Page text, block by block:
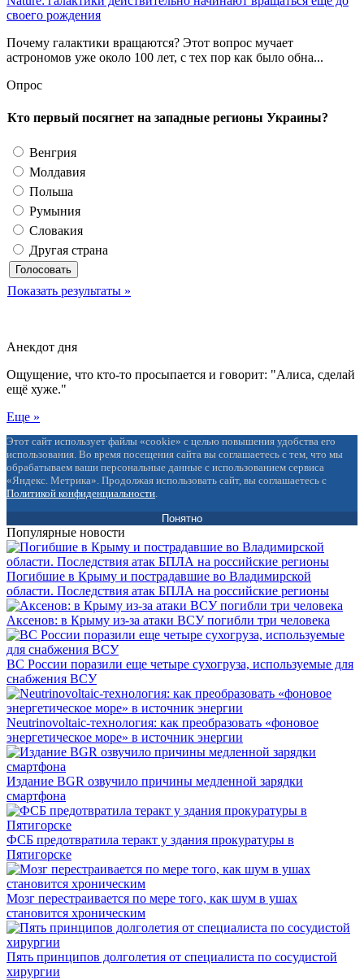
своего рождения
Почему галактики вращаются? Этот вопрос мучает
астрономов уже около 100 лет, с тех пор как было обна...
Опрос
Кто первый посягнет на западные регионы Украины?
Венгрия
Молдавия
Польша
Румыния
Словакия
Другая страна
Показать результаты »
Анекдот дня
Ощущение, что кто-то просыпается и говорит: "Алиса, сделай
ещё хуже."
Еще »
Этот сайт использует файлы «cookie» с целью повышения удобства его
использования. Во время посещения сайта вы соглашаетесь с тем, что мы
обрабатываем ваши персональные данные с использованием сервиса
«Яндекс. Метрика». Продолжая использовать сайт, вы соглашаетесь с
Политикой конфиденциальности.
Понятно
Популярные новости
Погибшие в Крыму и пострадавшие во Владимирской
области. Последствия атак БПЛА на российские регионы
Аксенов: в Крыму из-за атаки ВСУ погибли три человека
ВС России поразили еще четыре сухогруза, используемые для
снабжения ВСУ
Neutrinovoltaic‑технология: как преобразовать «фоновое
энергетическое море» в источник энергии
Издание BGR озвучило причины медленной зарядки
смартфона
ФСБ предотвратила теракт у здания прокуратуры в
Пятигорске
Мозг перестраивается по мере того, как шум в ушах
становится хроническим
Пять принципов долголетия от специалиста по сосудистой
хирургии